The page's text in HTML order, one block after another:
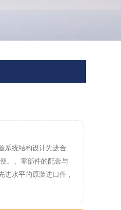
系统结构设计先进合
。、零部件的配套与
进水平的原装进口件，